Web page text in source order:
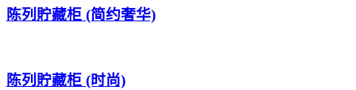
陈列貯藏柜 (简约奢华)
陈列貯藏柜 (时尚)